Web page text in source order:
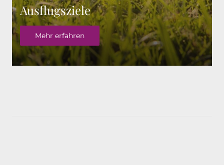
Ausflugsziele
Mehr erfahren